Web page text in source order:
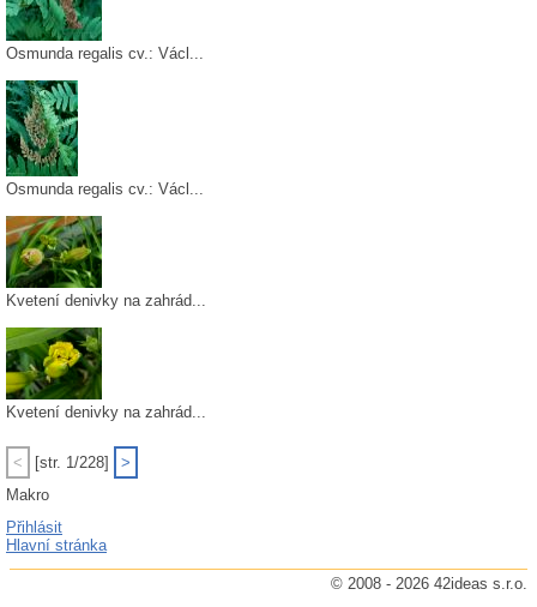
Osmunda regalis cv.: Václ...
Osmunda regalis cv.: Václ...
Kvetení denivky na zahrád...
Kvetení denivky na zahrád...
< [str. 1/228]
>
Makro
Přihlásit
Hlavní stránka
© 2008 - 2026 42ideas s.r.o.